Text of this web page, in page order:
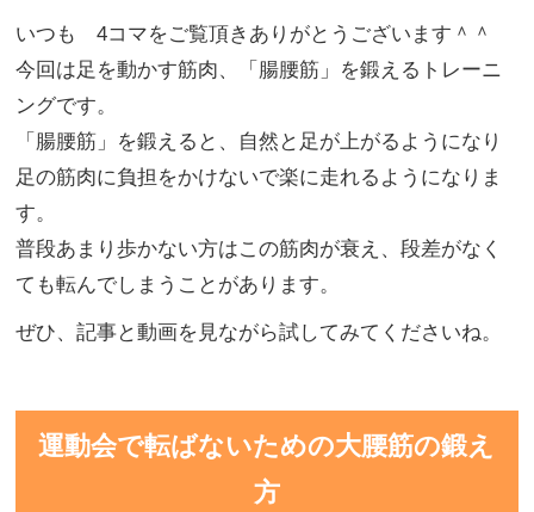
いつも 4コマをご覧頂きありがとうございます＾＾
今回は足を動かす筋肉、「腸腰筋」を鍛えるトレーニ
ングです。
「腸腰筋」を鍛えると、自然と足が上がるようになり
足の筋肉に負担をかけないで楽に走れるようになりま
す。
普段あまり歩かない方はこの筋肉が衰え、段差がなく
ても転んでしまうことがあります。
ぜひ、記事と動画を見ながら試してみてくださいね。
運動会で転ばないための大腰筋の鍛え
方